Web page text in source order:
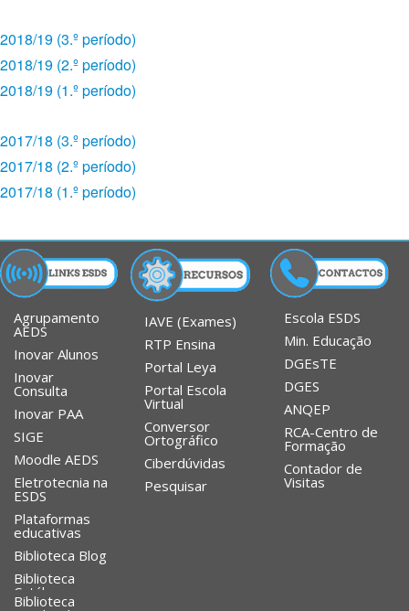
2018/19 (3.º período)
2018/19 (2.º período)
2018/19 (1.º período)
2017/18 (3.º período)
2017/18 (2.º período)
2017/18 (1.º período)
Agrupamento
AEDS
Inovar Alunos
Inovar
Consulta
Inovar PAA
SIGE
Moodle AEDS
Eletrotecnia na
ESDS
Plataformas
educativas
Biblioteca Blog
Biblioteca
Catálogo
Biblioteca
IAVE (Exames)
RTP Ensina
Portal Leya
Portal Escola
Virtual
Conversor
Ortográfico
Ciberdúvidas
Pesquisar
Escola ESDS
Min. Educação
DGEsTE
DGES
ANQEP
RCA-Centro de
Formação
Contador de
Visitas